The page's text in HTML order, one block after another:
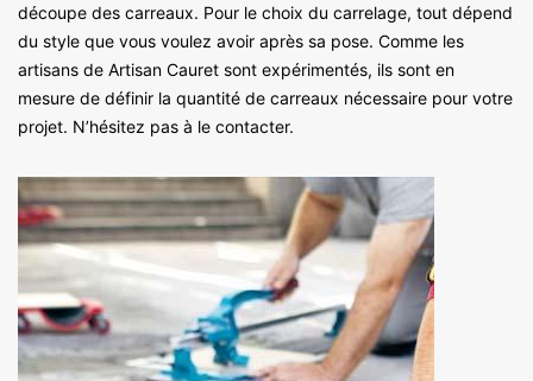
découpe des carreaux. Pour le choix du carrelage, tout dépend
du style que vous voulez avoir après sa pose. Comme les
artisans de Artisan Cauret sont expérimentés, ils sont en
mesure de définir la quantité de carreaux nécessaire pour votre
projet. N’hésitez pas à le contacter.